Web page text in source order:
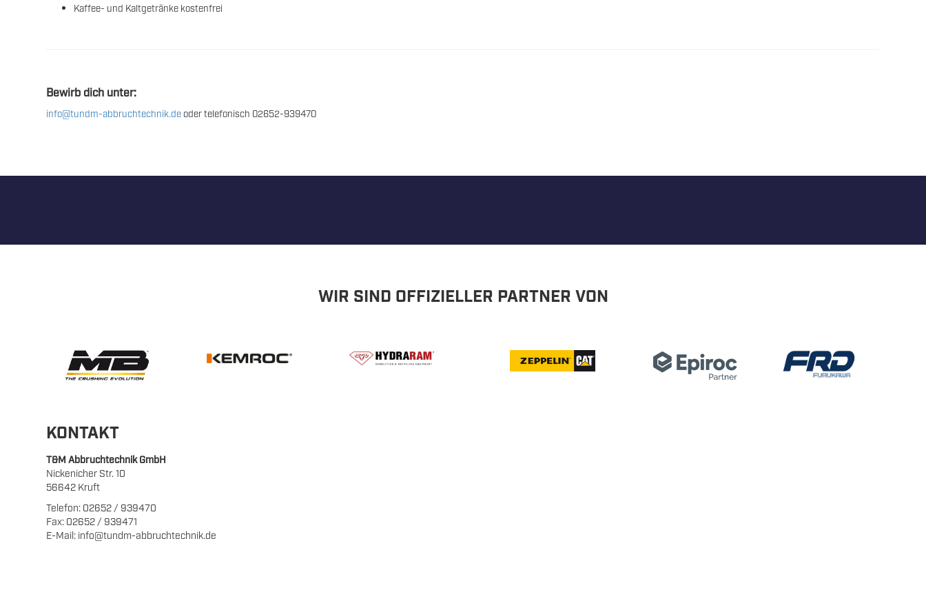
Kaffee- und Kaltgetränke kostenfrei
Bewirb dich unter:
info@tundm-abbruchtechnik.deoder telefonisch 02652-939470
WIR SIND OFFIZIELLER PARTNER VON
KONTAKT
T&M Abbruchtechnik GmbH
Nickenicher Str. 10
56642 Kruft
Telefon: 02652 / 939470
Fax: 02652 / 939471
E-Mail: info@tundm-abbruchtechnik.de